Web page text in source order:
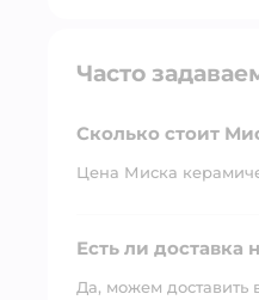
Часто
Сколько стоит
Цена Миска
Есть ли доставка
Да, можем доставить